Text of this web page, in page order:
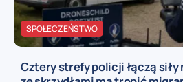
SPOŁECZEŃSTWO
Cztery strefy policji łączą siły